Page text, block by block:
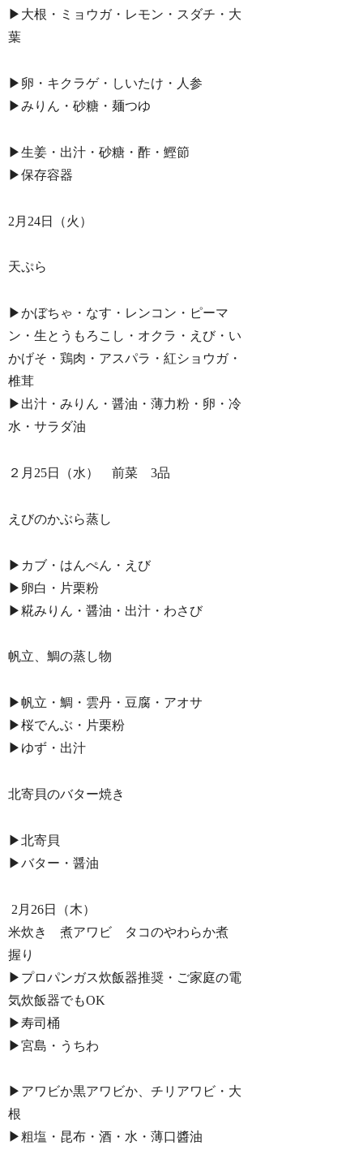
▶︎大根・ミョウガ・レモン・スダチ・大
葉
▶︎卵・キクラゲ・しいたけ・人参
▶︎みりん・砂糖・麺つゆ
▶︎生姜・出汁・砂糖・酢・鰹節
▶︎保存容器
2月24日（火）
天ぷら
▶︎かぼちゃ・なす・レンコン・ピーマ
ン・生とうもろこし・オクラ・えび・い
かげそ・鶏肉・アスパラ・紅ショウガ・
椎茸
▶︎出汁・みりん・醤油・薄力粉・卵・冷
水・サラダ油
２月25日（水） 前菜 3品
えびのかぶら蒸し
▶︎カブ・はんぺん・えび
▶︎卵白・片栗粉
▶︎糀みりん・醤油・出汁・わさび
帆立、鯛の蒸し物
▶︎帆立・鯛・雲丹・豆腐・アオサ
▶︎桜でんぶ・片栗粉
▶︎ゆず・出汁
北寄貝のバター焼き
▶︎北寄貝
▶︎バター・醤油
2月26日（木）
米炊き 煮アワビ タコのやわらか煮
握り
▶︎プロパンガス炊飯器推奨・ご家庭の電
気炊飯器でもOK
▶︎寿司桶
▶︎宮島・うちわ
▶︎アワビか黒アワビか、チリアワビ・大
根
▶︎粗塩・昆布・酒・水・薄口醬油